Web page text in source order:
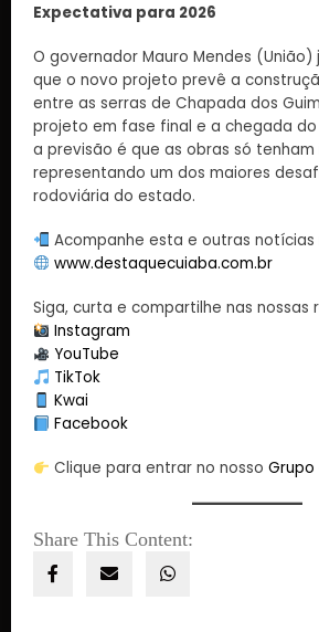
Expectativa para 2026
O governador Mauro Mendes
que o novo projeto prevê a
entre as serras de Chapada dos
projeto em fase final e a chegada
a previsão é que as obras só tenham
representando um dos maiores
rodoviária do estado.
Acompanhe esta e outras notícias
www.destaquecuiaba.com.br
Siga, curta e compartilhe nas nossas
Instagram
YouTube
TikTok
Kwai
Facebook
Clique para entrar no nosso
Share This Content: